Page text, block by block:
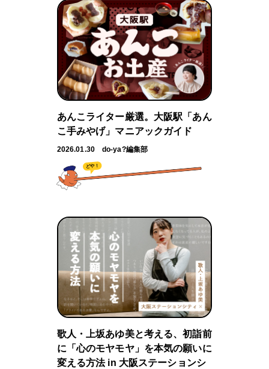
あんこライター厳選。大阪駅「あん
こ手みやげ」マニアックガイド
2026.01.30 do-ya?編集部
どや！
歌人・上坂あゆ美と考える、初詣前
に「心のモヤモヤ」を本気の願いに
変える方法 in 大阪ステーションシ